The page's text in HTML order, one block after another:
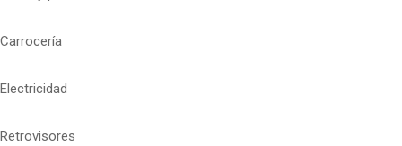
Carrocería
Electricidad
Retrovisores